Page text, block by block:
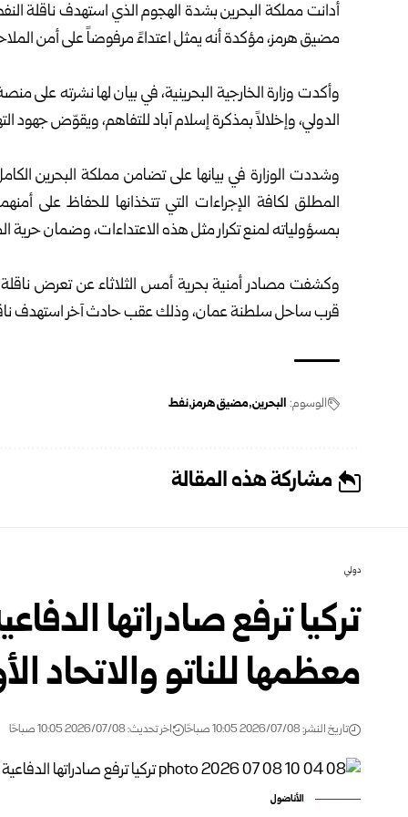
أدانت مملكة البحرين بشدة الهجوم الذي استهدف ناقلة
مضيق هرمز، مؤكدة أنه يمثل اعتداءً مرفوضاً على أمن
وأكدت وزارة الخارجية البحرينية، في بيان لها نشرته على
الدولي، وإخلالاً بمذكرة إسلام آباد للتفاهم، ويقوّض جهود
وشددت الوزارة في بيانها على تضامن مملكة البحرين
المطلق لكافة الإجراءات التي تتخذانها للحفاظ على
بمسؤولياته لمنع تكرار مثل هذه الاعتداءات، وضمان
وكشفت مصادر أمنية بحرية أمس الثلاثاء عن تعرض
قرب ساحل سلطنة عمان، وذلك عقب حادث آخر استهدف
الوسوم: البحرين مضيق هرمز نفط
مشاركة هذه المقالة
دولي
معظمها للناتو والاتحاد
تاريخ النشر: 2026/07/08 10:05 صباحًا اخر تحديث: 2026/07/08 10:05 صباحًا
الأناضول